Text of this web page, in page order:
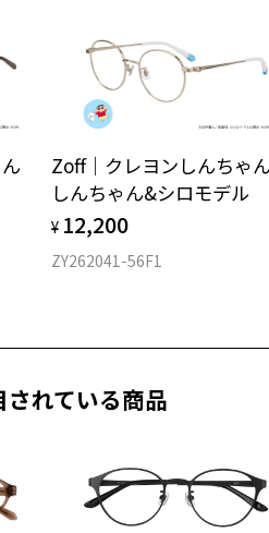
イズを確認するには？
タッチメント込みの重さ
た場合、保証期間は初期の期間から
するために、定期的な視
ます。
見る
い方へ＞
のみ購入して、
お選びいただくと、実店舗で
ンズ（標準セットレンズ）へ無
を測定いただけます（無料）。
ードしてお使いください。
ンロード
ん
Zoff｜クレヨンしんち
しんちゃん&シロモデル
¥ 12,200
ZY262041-56F1
れている商品